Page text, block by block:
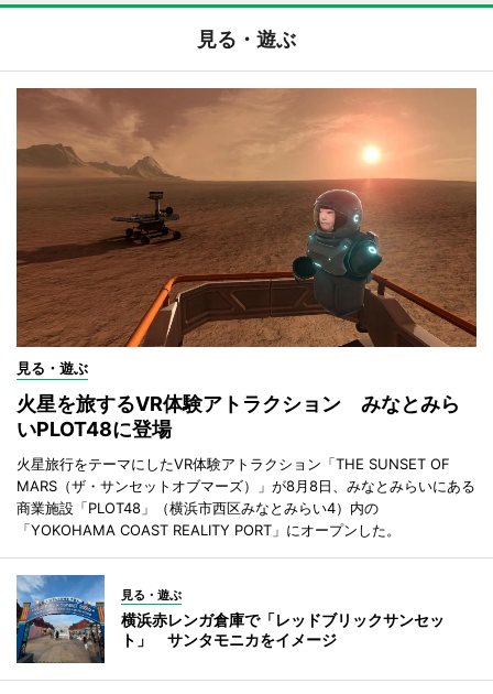
見る・遊ぶ
見る・遊ぶ
火星を旅するVR体験アトラクション みなとみら
いPLOT48に登場
火星旅行をテーマにしたVR体験アトラクション「THE SUNSET OF
MARS（ザ・サンセットオブマーズ）」が8月8日、みなとみらいにある
商業施設「PLOT48」（横浜市西区みなとみらい4）内の
「YOKOHAMA COAST REALITY PORT」にオープンした。
見る・遊ぶ
横浜赤レンガ倉庫で「レッドブリックサンセッ
ト」 サンタモニカをイメージ